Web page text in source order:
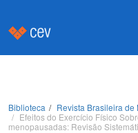
Biblioteca
Revista Brasileira de
Efeitos do Exercício Físico
menopausadas: Revisão